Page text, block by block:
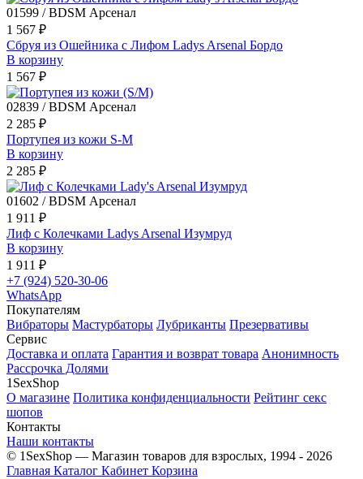
01599 / BDSM Арсенал
1 567 ₽
Сбруя из Ошейника с Лифом Ladys Arsenal Бордо
В корзину
1 567 ₽
02839 / BDSM Арсенал
2 285 ₽
Портупея из кожи S-M
В корзину
2 285 ₽
01602 / BDSM Арсенал
1 911 ₽
Лиф с Колечками Ladys Arsenal Изумруд
В корзину
1 911 ₽
+7 (924) 520-30-06
WhatsApp
Покупателям
Вибраторы Мастурбаторы Лубриканты Презервативы
Сервис
Доставка и оплата Гарантия и возврат товара Анонимность
Рассрочка Долями
1SexShop
О магазине Политика конфиденциальности Рейтинг секс
шопов
Контакты
Наши контакты
© 1SexShop — Магазин товаров для взрослых, 1994 - 2026
Главная Каталог Кабинет Корзина